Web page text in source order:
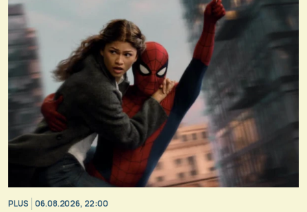
PLUS 06.08.2026, 22:00